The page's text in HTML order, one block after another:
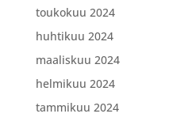
toukokuu 2024
huhtikuu 2024
maaliskuu 2024
helmikuu 2024
tammikuu 2024